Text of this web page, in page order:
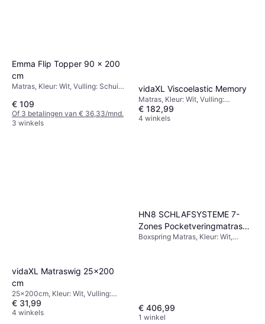
Emma Flip Topper 90 x 200
cm
Matras, Kleur: Wit, Vulling: Schuim,
5 cm
€ 109
Of 3 betalingen van € 36,33/mnd.
3 winkels
vidaXL Viscoelastic Memory
Matras, Kleur: Wit, Vulling:
Geheugenschuim, Materiaal:
Polyester, Dikte Matras: 4 cm,
€ 182,99
4 winkels
vidaXL Matraswig 25x200
cm
25x200cm, Kleur: Wit, Vulling:
Schuim, Materiaal: Polyester
€ 31,99
4 winkels
HN8 SCHLAFSYSTEME 7-
Zones Pocketveringmatras
140 x 200 cm
Boxspring Matras, Kleur: Wit,
€ 406,99
1 winkel